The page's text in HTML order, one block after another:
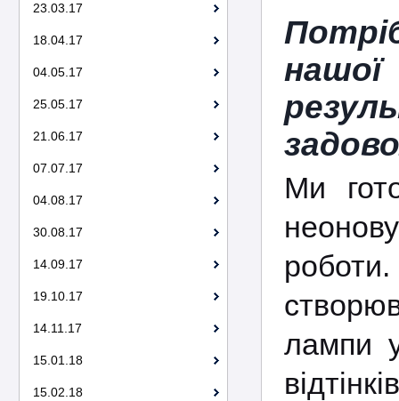
23.03.17
18.04.17
04.05.17
25.05.17
21.06.17
07.07.17
04.08.17
30.08.17
14.09.17
19.10.17
14.11.17
15.01.18
15.02.18
Ми
лампи